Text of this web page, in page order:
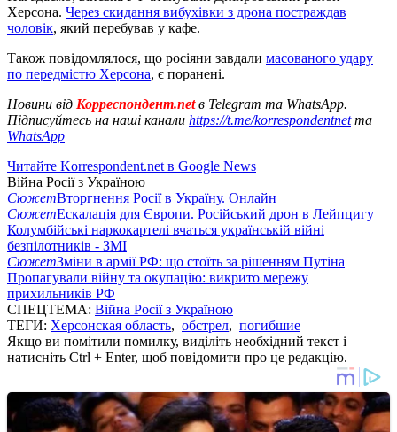
Херсона. Через скидання вибухівки з дрона постраждав
чоловік, який перебував у кафе.
Також повідомлялося, що росіяни завдали масованого удару
по передмістю Херсона, є поранені.
Новини від Корреспондент.netв Telegram та WhatsApp.
Підписуйтесь на наші канали https://t.me/korrespondentnetта
WhatsApp
Читайте Korrespondent.net в Google News
Війна Росії з Україною
СюжетВторгнення Росії в Україну. Онлайн
СюжетЕскалація для Європи. Російський дрон в Лейпцигу
Колумбійські наркокартелі вчаться українській війні
безпілотників - ЗМІ
СюжетЗміни в армії РФ: що стоїть за рішенням Путіна
Пропагували війну та окупацію: викрито мережу
прихильників РФ
СПЕЦТЕМА: Війна Росії з Україною
ТЕГИ: Херсонская область, обстрел, погибшие
Якщо ви помітили помилку, виділіть необхідний текст і
натисніть Ctrl + Enter, щоб повідомити про це редакцію.